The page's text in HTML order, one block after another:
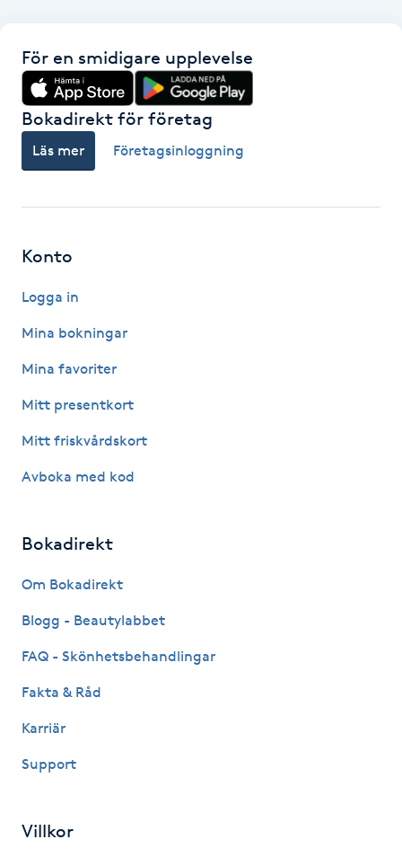
Fransk manikyr
Fransrengöring
Frekvensterapi
Funktionsanalys
Föning
Gel naglar
Gelenaglar
Gellack med förstärkning
För en smidigare upplevelse
Bokadirekt för företag
Läs mer Företagsinloggning
Konto
Logga in
Mina bokningar
Mina favoriter
Mitt presentkort
Mitt friskvårdskort
Avboka med kod
Bokadirekt
Om Bokadirekt
Blogg - Beautylabbet
FAQ - Skönhetsbehandlingar
Fakta & Råd
Karriär
Support
Villkor